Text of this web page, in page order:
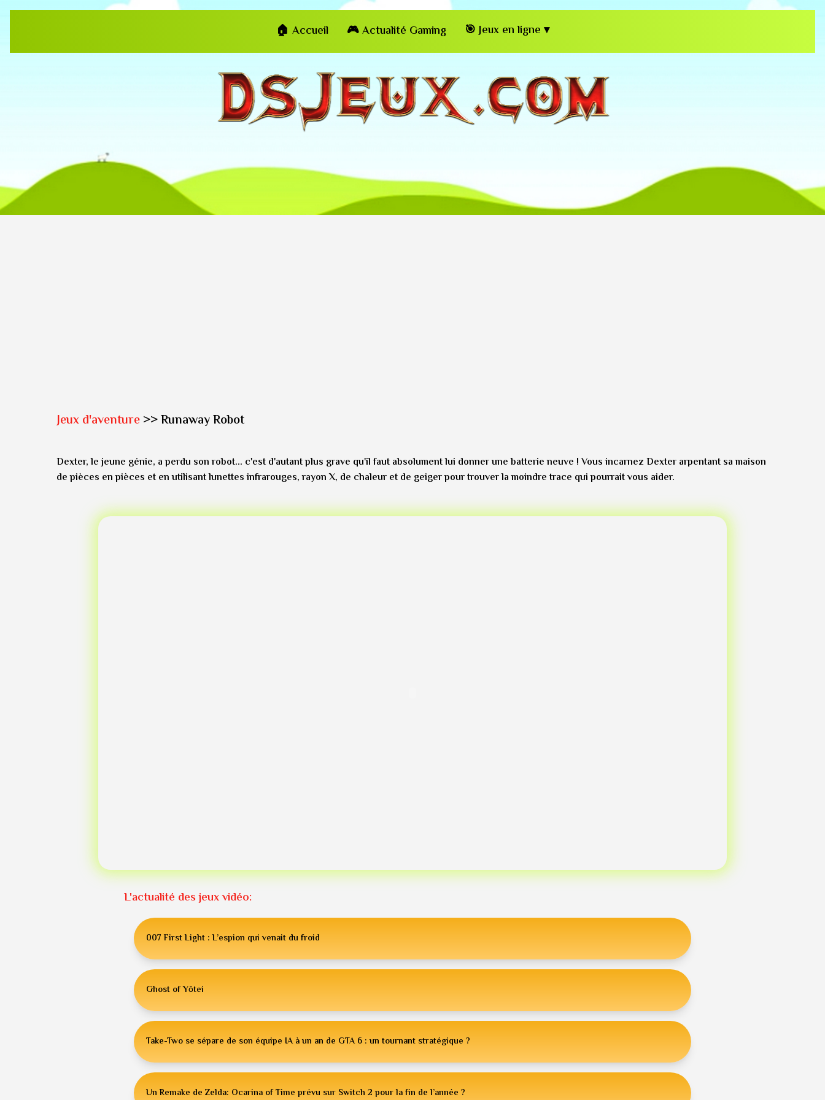
🏠 Accueil 🎮 Actualité Gaming 🎯 Jeux en ligne ▾
Jeux d'aventure>> Runaway Robot
Dexter, le jeune génie, a perdu son robot... c'est d'autant plus grave qu'il faut absolument lui donner une batterie neuve ! Vous incarnez Dexter arpentant sa maison
de pièces en pièces et en utilisant lunettes infrarouges, rayon X, de chaleur et de geiger pour trouver la moindre trace qui pourrait vous aider.
L'actualité des jeux vidéo:
007 First Light : L’espion qui venait du froid
Ghost of Yōtei
Take-Two se sépare de son équipe IA à un an de GTA 6 : un tournant stratégique ?
Un Remake de Zelda: Ocarina of Time prévu sur Switch 2 pour la fin de l’année ?